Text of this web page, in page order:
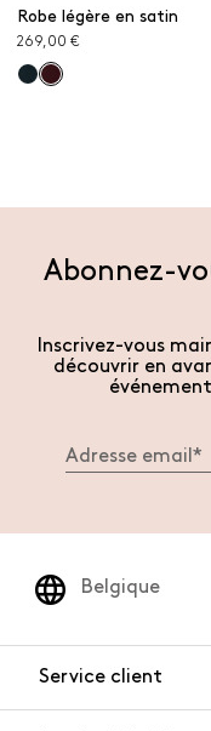
Robe légère en satin
269,00 €
Abonnez-
Inscrivez-vous
découvrir en
Belgique
Service client